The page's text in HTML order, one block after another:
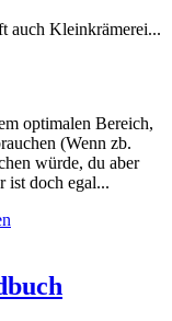
auch Kleinkrämerei...
optimalen Bereich,
(Wenn zb.
würde, du aber
ist doch egal...